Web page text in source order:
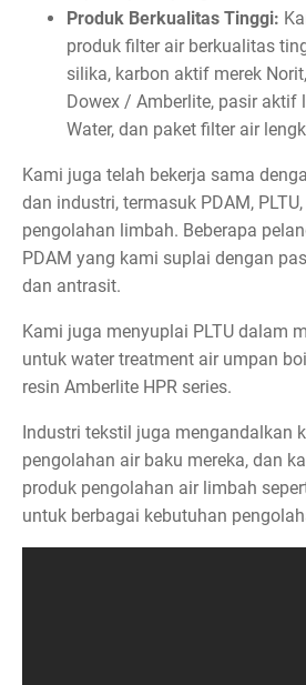
Produk Berkualitas Tinggi:
produk filter air berkualitas
silika, karbon aktif merek
Dowex / Amberlite, pasir aktif
Water, dan paket filter air
Kami juga telah bekerja sama
dan industri, termasuk PDAM,
pengolahan limbah. Beberapa
PDAM yang kami suplai dengan
dan antrasit.
Kami juga menyuplai PLTU dalam
untuk water treatment air umpan
resin Amberlite HPR series.
Industri tekstil juga mengandalkan
pengolahan air baku mereka, dan
produk pengolahan air limbah
untuk berbagai kebutuhan